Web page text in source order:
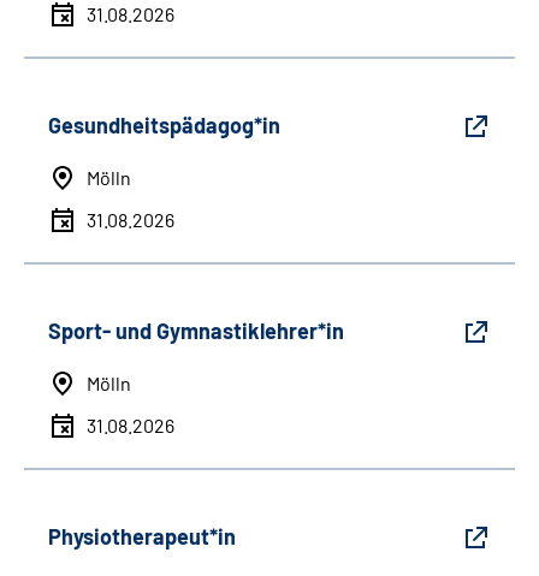
31.08.2026
Gesundheitspädagog*in
Mölln
31.08.2026
Sport- und Gymnastiklehrer*in
Mölln
31.08.2026
Physiotherapeut*in